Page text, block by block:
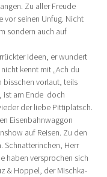
Zu aller Freude
vor seinen Unfug. Nicht
sondern auch auf
Ideen, er wundert
kennt mit „Ach du
bisschen vorlaut, teils
am Ende  doch
der liebe Pittiplatsch.
Eisenbahnwaggon
auf Reisen. Zu den
Schnatterinchen, Herr
haben versprochen sich
& Hoppel, der Mischka-